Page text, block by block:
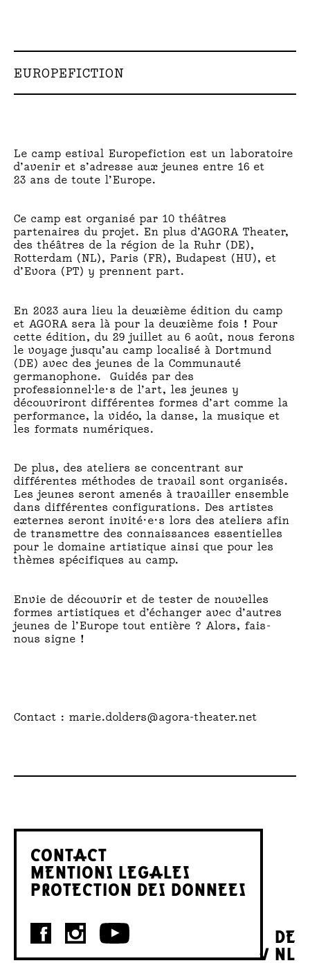
EUROPEFICTION
Le camp estival Europefiction est un laboratoire
d’avenir et s’adresse aux jeunes entre 16 et
23 ans de toute l’Europe.
Ce camp est organisé par 10 théâtres
partenaires du projet. En plus d’AGORA Theater,
des théâtres de la région de la Ruhr (DE),
Rotterdam (NL), Paris (FR), Budapest (HU), et
d’Evora (PT) y prennent part.
En 2023 aura lieu la deuxième édition du camp
et AGORA sera là pour la deuxième fois ! Pour
cette édition, du 29 juillet au 6 août, nous ferons
le voyage jusqu’au camp localisé à Dortmund
(DE) avec des jeunes de la Communauté
germanophone. Guidés par des
professionnel·le·s de l’art, les jeunes y
découvriront différentes formes d’art comme la
performance, la vidéo, la danse, la musique et
les formats numériques.
De plus, des ateliers se concentrant sur
différentes méthodes de travail sont organisés.
Les jeunes seront amenés à travailler ensemble
dans différentes configurations. Des artistes
externes seront invité·e·s lors des ateliers afin
de transmettre des connaissances essentielles
pour le domaine artistique ainsi que pour les
thèmes spécifiques au camp.
Envie de découvrir et de tester de nouvelles
formes artistiques et d’échanger avec d’autres
jeunes de l’Europe tout entière ? Alors, fais-
nous signe !
Contact : marie.dolders@agora-theater.net
CONTACT
MENTIONS LEGALES
PROTECTION DES DONNEES
DE
NL